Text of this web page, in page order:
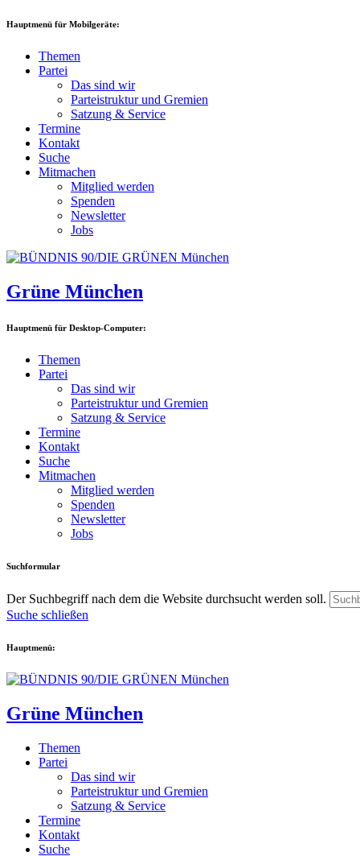
Hauptmenü für Mobilgeräte:
Themen
Partei
Das sind wir
Parteistruktur und Gremien
Satzung & Service
Termine
Kontakt
Suche
Mitmachen
Mitglied werden
Spenden
Newsletter
Jobs
Grüne München
Hauptmenü für Desktop-Computer:
Themen
Partei
Das sind wir
Parteistruktur und Gremien
Satzung & Service
Termine
Kontakt
Suche
Mitmachen
Mitglied werden
Spenden
Newsletter
Jobs
Suchformular
Der Suchbegriff nach dem die Website durchsucht werden soll.
Suche schließen
Hauptmenü:
Grüne München
Themen
Partei
Das sind wir
Parteistruktur und Gremien
Satzung & Service
Termine
Kontakt
Suche